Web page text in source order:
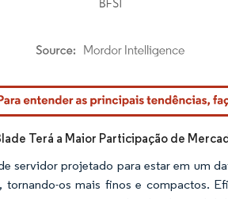
Intelligence. O reuso requer atribuição conforme
Terá a Maior Participação de
servidor projetado para estar em um
tornando-os mais finos e compactos.